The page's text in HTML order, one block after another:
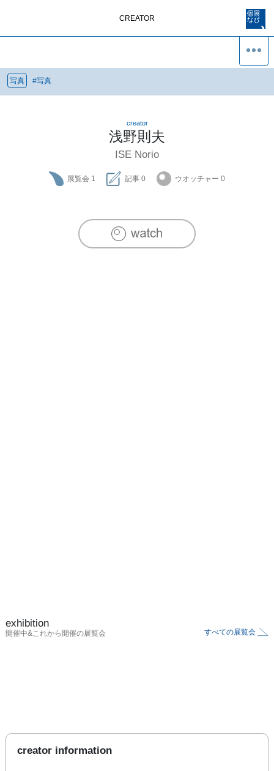
CREATOR
写真 #写真
creator
浅野則夫
ISE Norio
展覧会 1 記事 0 ウオッチャー 0
exhibition
開催中&これから開催の展覧会 すべての展覧会
creator information